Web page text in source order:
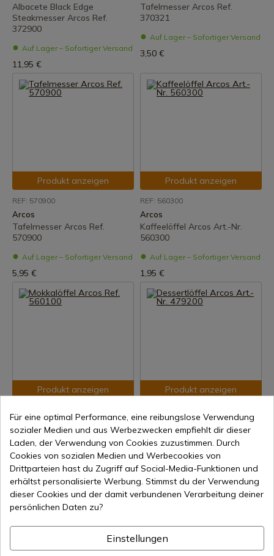
Albacete Black Edge
Steakmesser Arcos Ref.
372900
Auf Lager – Sofortiger Versand
11,95 €
Tafelmesser Arcos Ref.
370321
Auf Lager – Sofortiger Versand
3,50 €
Produkt anzeigen
REF: 570900
Arcos
Tafelmesser Arcos Ref.
570900
Auf Lager – Sofortiger Versand
5,95 €
Produkt anzeigen
REF: 560300
Arcos
Kaffeelöffel Arcos Art.-Nr.
560300
Auf Lager – Sofortiger Versand
1,95 €
Produkt anzeigen
Arcos
Mokkalöffel Arcos Ref. 560100
Auf Lager – Sofortiger Versand
1,58 €
Produkt anzeigen
Arcos
Dessertlöffel Arcos Art.-Nr.
479200
Auf Lager – Sofortiger Versand
4,60 €
Für eine optimal Performance, eine reibungslose Verwendung
sozialer Medien und aus Werbezwecken empfiehlt dir dieser
Laden, der Verwendung von Cookies zuzustimmen. Durch
Cookies von sozialen Medien und Werbecookies von
Drittparteien hast du Zugriff auf Social-Media-Funktionen und
erhältst personalisierte Werbung. Stimmst du der Verwendung
dieser Cookies und der damit verbundenen Verarbeitung deiner
persönlichen Daten zu?
Einstellungen